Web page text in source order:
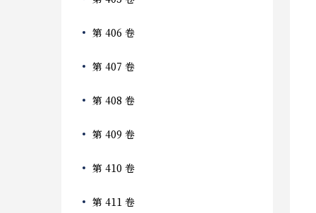
第 406 卷
第 407 卷
第 408 卷
第 409 卷
第 410 卷
第 411 卷